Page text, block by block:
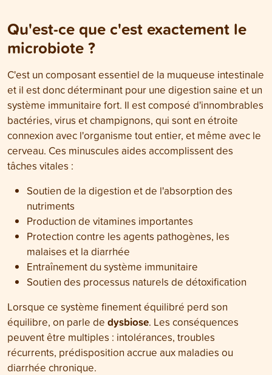
Qu'est-ce que c'est exactement le
microbiote ?
C'est un composant essentiel de la muqueuse intestinale
et il est donc déterminant pour une digestion saine et un
système immunitaire fort. Il est composé d'innombrables
bactéries, virus et champignons, qui sont en étroite
connexion avec l'organisme tout entier, et même avec le
cerveau. Ces minuscules aides accomplissent des
tâches vitales :
Soutien de la digestion et de l'absorption des
nutriments
Production de vitamines importantes
Protection contre les agents pathogènes, les
malaises et la diarrhée
Entraînement du système immunitaire
Soutien des processus naturels de détoxification
Lorsque ce système finement équilibré perd son
équilibre, on parle de dysbiose. Les conséquences
peuvent être multiples : intolérances, troubles
récurrents, prédisposition accrue aux maladies ou
diarrhée chronique.